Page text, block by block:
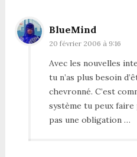
BlueMind
20 février 2006 à 9:16
Avec les nouvelles
tu n’as plus besoin
chevronné. C’est
système tu peux faire
pas une obligation …